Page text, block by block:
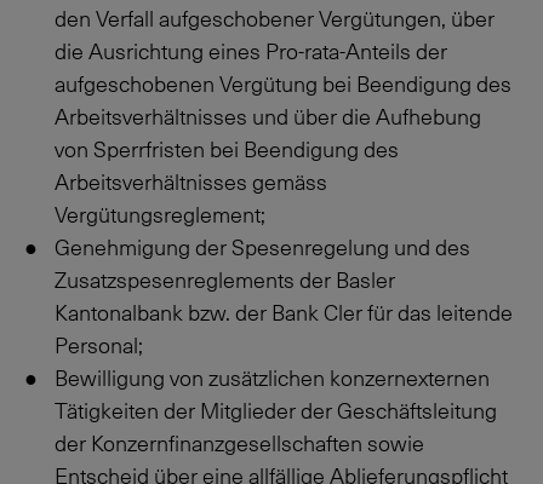
den Verfall aufgeschobener Vergütungen, über
die Ausrichtung eines Pro-rata-Anteils der
aufgeschobenen Vergütung bei Beendigung des
Arbeitsverhältnisses und über die Aufhebung
von Sperrfristen bei Beendigung des
Arbeitsverhältnisses gemäss
Vergütungsreglement;
Genehmigung der Spesenregelung und des
Zusatzspesenreglements der Basler
Kantonalbank bzw. der Bank Cler für das leitende
Personal;
Bewilligung von zusätzlichen konzernexternen
Tätigkeiten der Mitglieder der Geschäftsleitung
der Konzernfinanzgesellschaften sowie
Entscheid über eine allfällige Ablieferungspflicht